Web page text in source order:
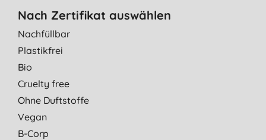
Nach Zertifikat auswählen
Nachfüllbar
Plastikfrei
Bio
Cruelty free
Ohne Duftstoffe
Vegan
B-Corp